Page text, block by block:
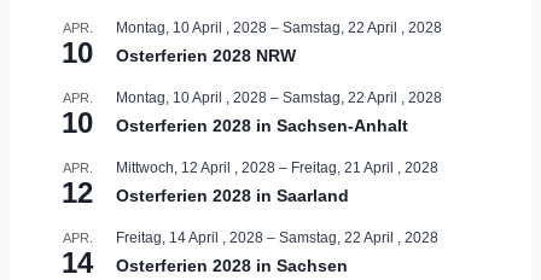
APR.
10
Montag, 10 April , 2028 – Samstag, 22 April , 2028
Osterferien 2028 NRW
APR.
10
Montag, 10 April , 2028 – Samstag, 22 April , 2028
Osterferien 2028 in Sachsen-Anhalt
APR.
12
Mittwoch, 12 April , 2028 – Freitag, 21 April , 2028
Osterferien 2028 in Saarland
APR.
14
Freitag, 14 April , 2028 – Samstag, 22 April , 2028
Osterferien 2028 in Sachsen